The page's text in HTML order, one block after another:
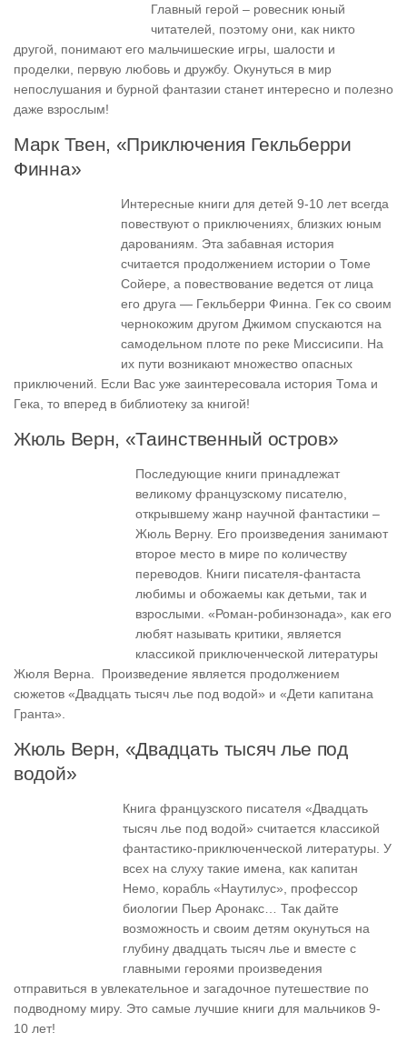
Главный герой – ровесник юный
читателей, поэтому они, как никто
другой, понимают его мальчишеские игры, шалости и
проделки, первую любовь и дружбу. Окунуться в мир
непослушания и бурной фантазии станет интересно и полезно
даже взрослым!
Марк Твен, «Приключения Гекльберри
Финна»
Интересные книги для детей 9-10 лет всегда
повествуют о приключениях, близких юным
дарованиям. Эта забавная история
считается продолжением истории о Томе
Сойере, а повествование ведется от лица
его друга — Гекльберри Финна. Гек со своим
чернокожим другом Джимом спускаются на
самодельном плоте по реке Миссисипи. На
их пути возникают множество опасных
приключений. Если Вас уже заинтересовала история Тома и
Гека, то вперед в библиотеку за книгой!
Жюль Верн, «Таинственный остров»
Последующие книги принадлежат
великому французскому писателю,
открывшему жанр научной фантастики –
Жюль Верну. Его произведения занимают
второе место в мире по количеству
переводов. Книги писателя-фантаста
любимы и обожаемы как детьми, так и
взрослыми. «Роман-робинзонада», как его
любят называть критики, является
классикой приключенческой литературы
Жюля Верна.
Произведение является продолжением
сюжетов «Двадцать тысяч лье под водой» и «Дети капитана
Гранта».
Жюль Верн, «Двадцать тысяч лье под
водой»
Книга французского писателя «Двадцать
тысяч лье под водой» считается классикой
фантастико-приключенческой литературы. У
всех на слуху такие имена, как капитан
Немо, корабль «Наутилус», профессор
биологии Пьер Аронакс… Так дайте
возможность и своим детям окунуться на
глубину двадцать тысяч лье и вместе с
главными героями произведения
отправиться в увлекательное и загадочное путешествие по
подводному миру. Это самые лучшие книги для мальчиков 9-
10 лет!